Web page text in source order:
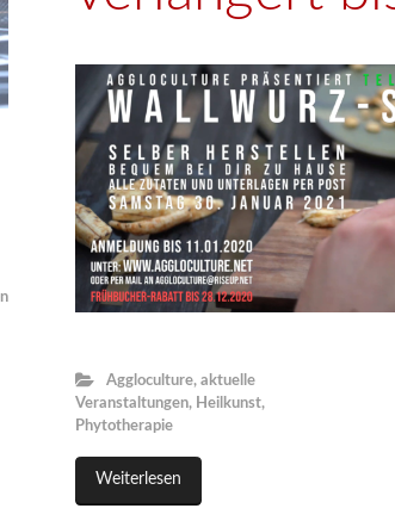
Aggloculture, aktuelle
Veranstaltungen, Heilkunst,
Phytotherapie
Weiterlesen